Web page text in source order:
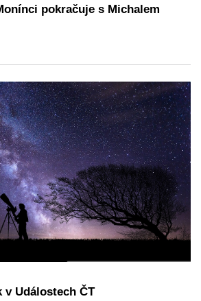
pokračuje s Michalem
v Událostech ČT